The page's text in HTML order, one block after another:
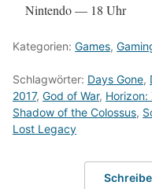
Nintendo — 18 Uhr
Kategorien: Games,
Schlagwörter: Days Gone,
2017, God of War, Horizon:
Shadow of the Colossus,
Lost Legacy